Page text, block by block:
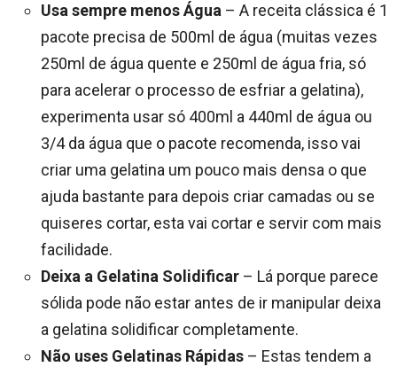
Usa sempre menos Água – A receita clássica é 1
pacote precisa de 500ml de água (muitas vezes
250ml de água quente e 250ml de água fria, só
para acelerar o processo de esfriar a gelatina),
experimenta usar só 400ml a 440ml de água ou
3/4 da água que o pacote recomenda, isso vai
criar uma gelatina um pouco mais densa o que
ajuda bastante para depois criar camadas ou se
quiseres cortar, esta vai cortar e servir com mais
facilidade.
Deixa a Gelatina Solidificar – Lá porque parece
sólida pode não estar antes de ir manipular deixa
a gelatina solidificar completamente.
Não uses Gelatinas Rápidas – Estas tendem a